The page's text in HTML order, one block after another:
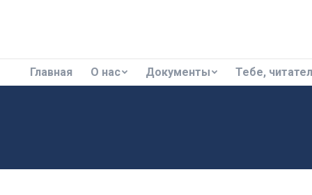
Главная О нас Документы Тебе,